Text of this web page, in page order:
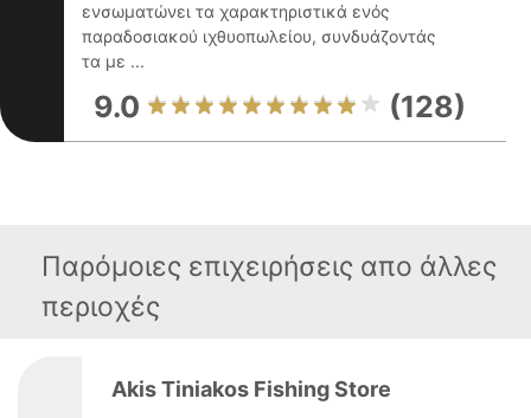
ενσωματώνει τα χαρακτηριστικά ενός
παραδοσιακού ιχθυοπωλείου, συνδυάζοντάς
τα με ...
9.0 (128)
Παρόμοιες επιχειρήσεις απο άλλες
περιοχές
Akis Tiniakos Fishing Store